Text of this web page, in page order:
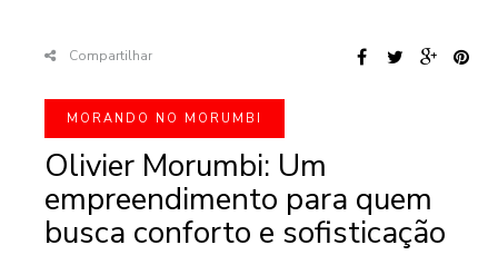
Compartilhar
MORANDO NO MORUMBI
Olivier Morumbi: Um
empreendimento para quem
busca conforto e sofisticação